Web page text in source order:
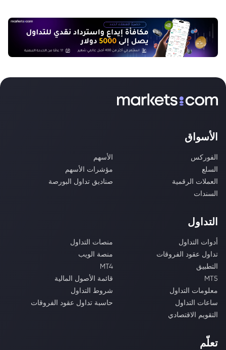
الأسواق
الفوركس
الأسهم
السلع
مؤشرات الأسهم
العملات الرقمية
صناديق تداول البورصة
السندات
التداول
أدوات التداول
منصات التداول
تداول عقود الفروقات
منصة الويب
التطبيق
MT4
MT5
قائمة الأصول المالية
معلومات التداول
شروط التداول
ساعات التداول
حاسبة تداول عقود الفروقات
التقويم الاقتصادي
تعلّم